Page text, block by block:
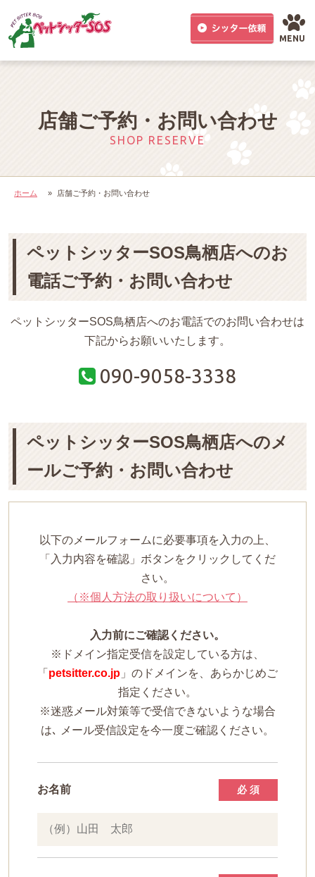
MENU
店舗ご予約・お問い合わせ
SHOP RESERVE
ホーム » 店舗ご予約・お問い合わせ
ペットシッターSOS鳥栖店へのお
電話ご予約・お問い合わせ
ペットシッターSOS鳥栖店へのお電話でのお問い合わせは
下記からお願いいたします。
090-9058-3338
ペットシッターSOS鳥栖店へのメ
ールご予約・お問い合わせ
以下のメールフォームに必要事項を入力の上、
「入力内容を確認」ボタンをクリックしてくだ
さい。
（※個人方法の取り扱いについて）
入力前にご確認ください。
※ドメイン指定受信を設定している方は、
「 petsitter.co.jp 」のドメインを、あらかじめご
指定ください。
※迷惑メール対策等で受信できないような場合
は､ メール受信設定を今一度ご確認ください。
お名前 必 須